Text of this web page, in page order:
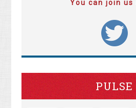
You can join us
PULSE